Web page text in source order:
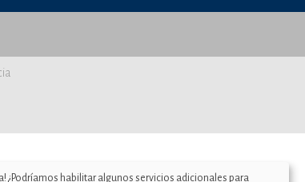
¿Podríamos habilitar algunos servicios adicionales para